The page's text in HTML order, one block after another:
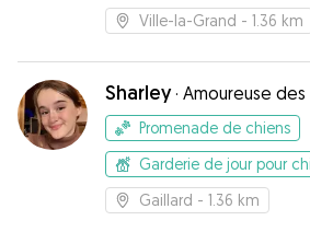
Ville-la-Grand - 1.36 km
Sharley· Amoureuse des
Promenade de chiens
Garderie de jour pour
Gaillard - 1.36 km